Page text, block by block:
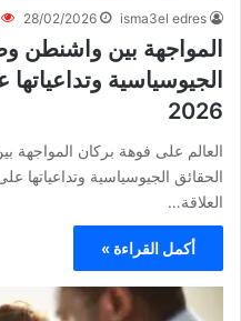
isma3el edres
28/02/2026
المواجهة بين واشنطن
الجيوسياسية
2026
العالم على فوهة بركان
العلاقة…
أكمل القراءة »